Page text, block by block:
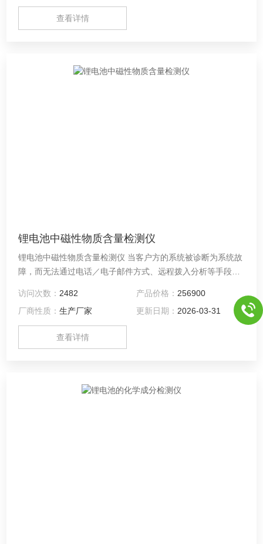
查看详情
锂电池中磁性物质含量检测仪
锂电池中磁性物质含量检测仪 当客户方的系统被诊断为系统故
障，而无法通过电话／电子邮件方式、远程拨入分析等手段解
赴现场进行紧急维护。我司承诺在接到业主维修及技术服务要
求后立即做出相应，在远程不能解决问题的情况下，我司工程
人员将在24 小时内赶到现场，48 小时解决出现的问题，保证
系统恢复正常运行。
访问次数： 2482 产品价格： 256900
厂商性质：生产厂家 更新日期： 2026-03-31
查看详情